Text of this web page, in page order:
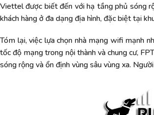
Viettel được biết đến với hạ tầng phủ sóng
khách hàng ở đa dạng địa hình, đặc biệt tại
Tóm lại, việc lựa chọn nhà mạng wifi mạnh
tốc độ mạng trong nội thành và chung cư,
sóng rộng và ổn định vùng sâu vùng xa.